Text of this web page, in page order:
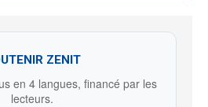
ZENIT
en 4 langues, financé par les
lecteurs.